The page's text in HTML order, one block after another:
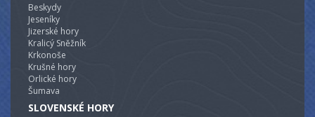
Beskydy
Jeseníky
Jizerské hory
Kralicý Sněžník
Krkonoše
Krušné hory
Orlické hory
Šumava
SLOVENSKÉ HORY